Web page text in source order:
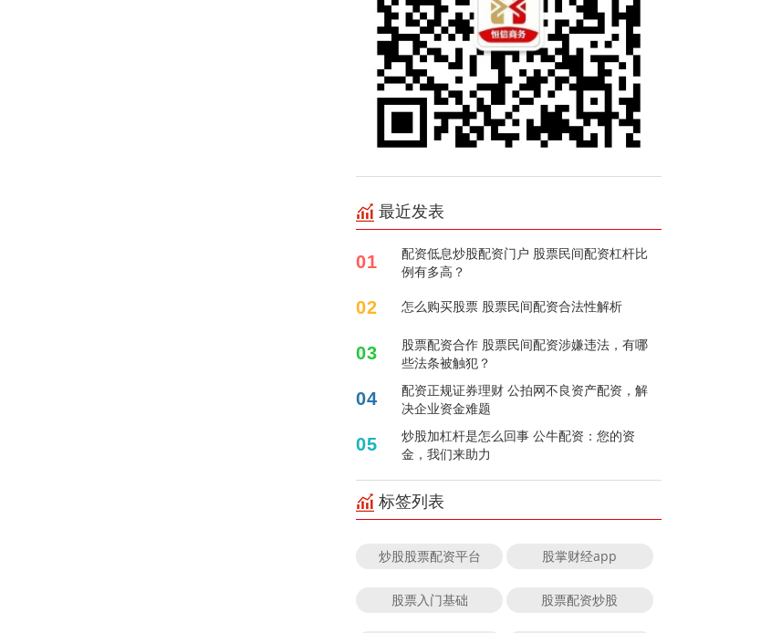
最近发表
01
配资低息炒股配资门户 股票民间配资杠杆比
例有多高？
02 怎么购买股票 股票民间配资合法性解析
03
股票配资合作 股票民间配资涉嫌违法，有哪
些法条被触犯？
04
配资正规证券理财 公拍网不良资产配资，解
决企业资金难题
05
炒股加杠杆是怎么回事 公牛配资：您的资
金，我们来助力
标签列表
炒股股票配资平台 股掌财经app
股票入门基础 股票配资炒股